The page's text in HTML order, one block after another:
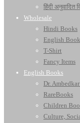
हिंदी
Wholesale
Hindi Books
English
T-Shirt
Fancy Items
English Books
Dr.
RareBooks
Children
Culture,